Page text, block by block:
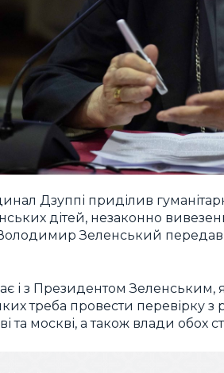
Дзуппі приділив
дітей, незаконно
Зеленський
і з Президентом
треба провести перевірку з
та москві, а також влади обох